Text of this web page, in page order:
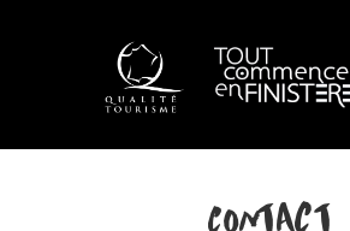
WIE KANN ICH KOMMEN?